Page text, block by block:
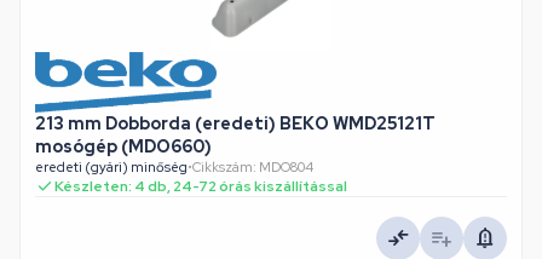
213 mm Dobborda (eredeti) BEKO WMD25121T
mosógép (MDO660)
eredeti (gyári) minőség•Cikkszám: MDO804
Készleten: 4 db, 24-72 órás kiszállítással